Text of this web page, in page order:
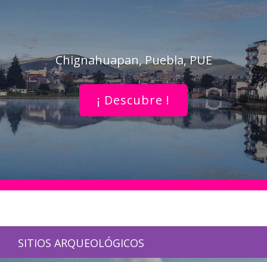
Chignahuapan, Puebla, PUE
¡ Descubre !
SITIOS ARQUEOLÓGICOS